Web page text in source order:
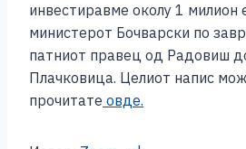
инвестиравме околу 1 милион
министерот Бочварски по
патниот правец од Радовиш
Плачковица. Целиот напис
прочитате овде.